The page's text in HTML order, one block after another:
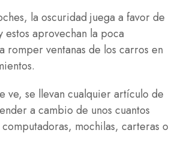
la oscuridad juega a favor de
estos aprovechan la poca
romper ventanas de los carros en
ve, se llevan cualquier artículo de
a cambio de unos cuantos
mochilas, carteras o